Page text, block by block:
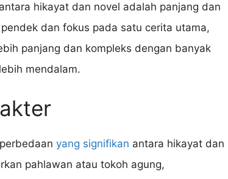
hikayat dan novel adalah panjang dan
dan fokus pada satu cerita utama,
panjang dan kompleks dengan banyak
mendalam.
yang signifikan antara hikayat dan
pahlawan atau tokoh agung,